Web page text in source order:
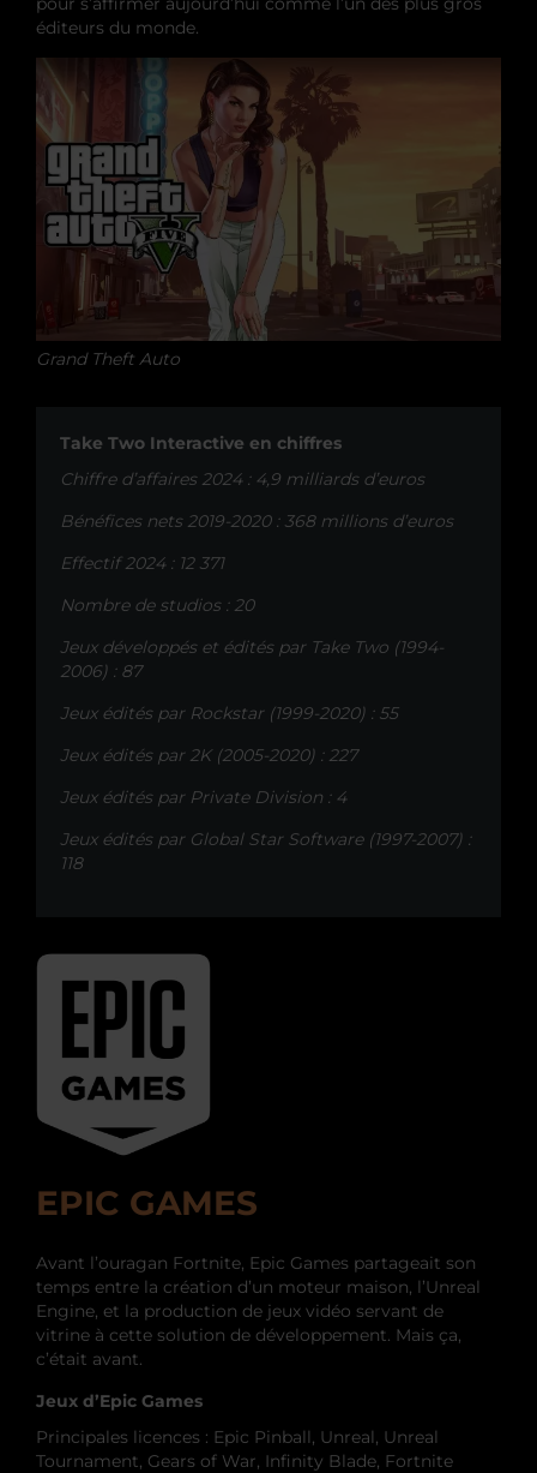
éditeurs du monde.
Grand Theft Auto
Take Two Interactive en chiffres
Chiffre d’affaires 2024 : 4,9 milliards d’euros
Bénéfices nets 2019-2020 : 368 millions d’euros
Effectif 2024 : 12 371
Nombre de studios : 20
Jeux développés et édités par Take Two (1994-
2006) : 87
Jeux édités par Rockstar (1999-2020) : 55
Jeux édités par 2K (2005-2020) : 227
Jeux édités par Private Division : 4
Jeux édités par Global Star Software (1997-2007) :
118
EPIC GAMES
Avant l’ouragan Fortnite, Epic Games partageait son
temps entre la création d’un moteur maison, l’Unreal
Engine, et la production de jeux vidéo servant de
vitrine à cette solution de développement. Mais ça,
c’était avant.
Jeux d’Epic Games
Principales licences : Epic Pinball, Unreal, Unreal
Tournament, Gears of War, Infinity Blade, Fortnite